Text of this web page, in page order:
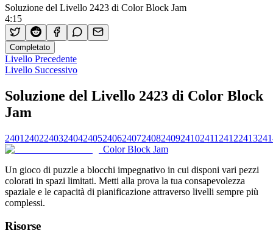
Soluzione del Livello 2423 di Color Block Jam
4:15
Completato
Livello Precedente
Livello Successivo
Soluzione del Livello 2423 di Color Block
Jam
2401 2402240324042405240624072408240924102411 24122413
Color Block Jam
Un gioco di puzzle a blocchi impegnativo in cui disponi vari pezzi
colorati in spazi limitati. Metti alla prova la tua consapevolezza
spaziale e le capacità di pianificazione attraverso livelli sempre più
complessi.
Risorse